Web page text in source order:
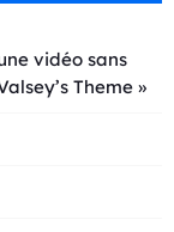
vidéo sans
Theme »